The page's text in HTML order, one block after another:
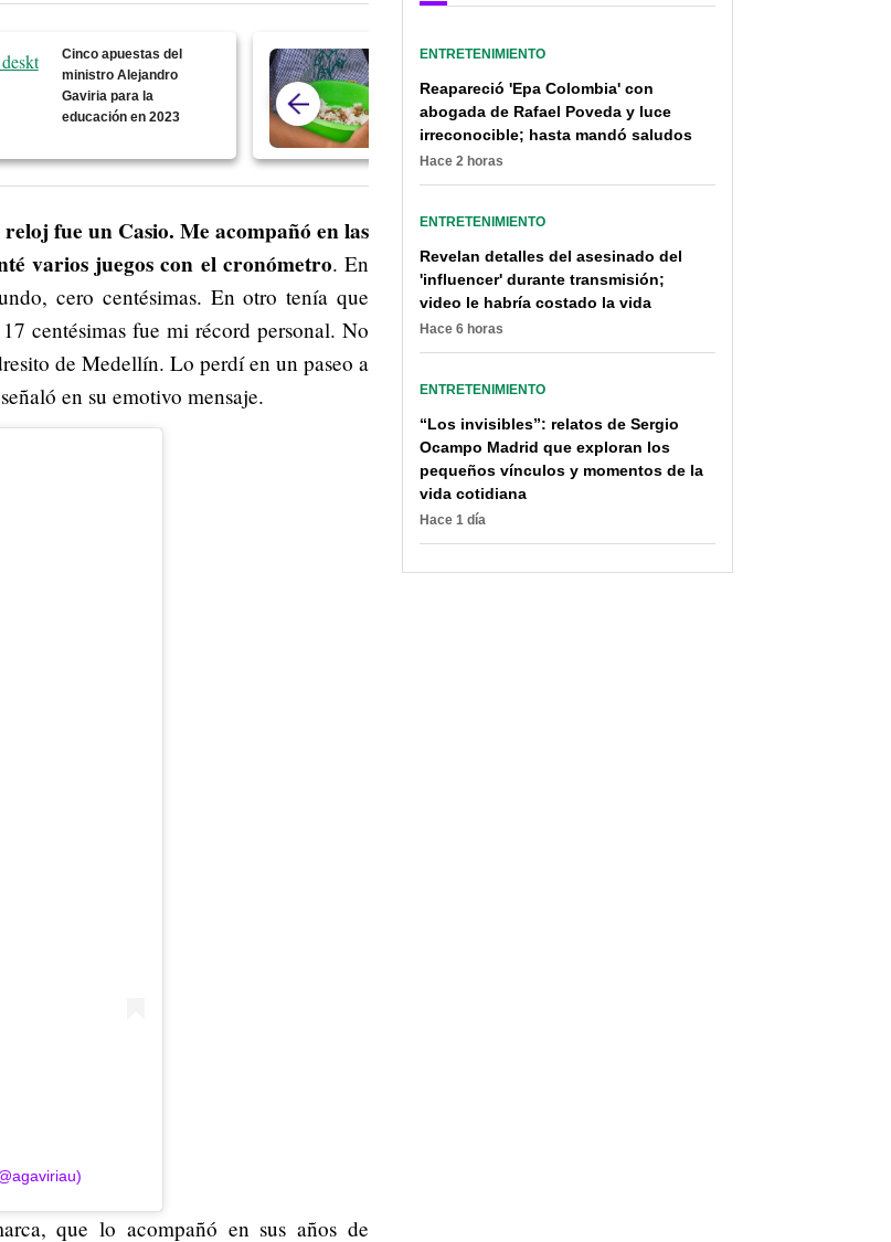
Cinco apuestas del
ministro Alejandro
Gaviria para la
educación en 2023
Gobierno anuncia platal
Alimentación Escolar en
2023; beneficiará a
miles
fue un Casio. Me acompañó en las
varios juegos con el cronómetro. En
cero centésimas. En otro tenía que
centésimas fue mi récord personal. No
de Medellín. Lo perdí en un paseo a
en su emotivo mensaje.
que lo acompañó en sus años de
ENTRETENIMIENTO
Reapareció 'Epa Colombia' con
abogada de Rafael Poveda y luce
irreconocible; hasta mandó saludos
Hace 2 horas
ENTRETENIMIENTO
Revelan detalles del asesinado del
'influencer' durante transmisión;
video le habría costado la vida
Hace 6 horas
ENTRETENIMIENTO
“Los invisibles”: relatos de Sergio
Ocampo Madrid que exploran los
pequeños vínculos y momentos de la
vida cotidiana
Hace 1 día